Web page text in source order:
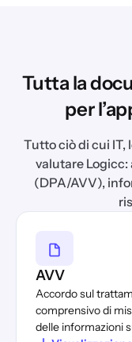
Tutta la
per
Tutto ciò di cui IT,
valutare
(DPA/AVV),
AVV
Accordo sul
comprensivo di
delle informazioni